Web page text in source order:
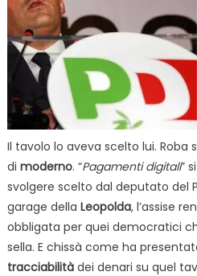
Il tavolo lo aveva scelto lui. Roba
di moderno. “Pagamenti digitali”
svolgere scelto dal deputato del
garage della Leopolda, l’assise
obbligata per quei democratici
sella. E chissà come ha
tracciabilitàdei denari su quel